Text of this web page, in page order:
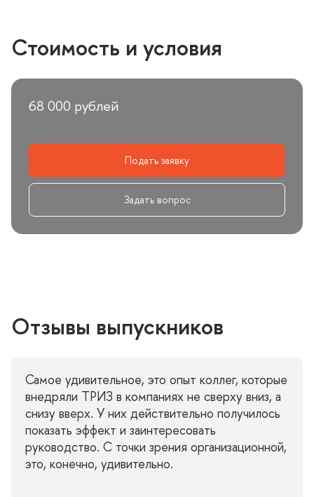
Стоимость и условия
68 000 рублей
Подать заявку
Задать вопрос
Отзывы выпускнико
Самое удивительное, это опыт коллег, которые
недряли ТРИЗ в компаниях не сверху вниз, а
снизу вверх. У них действительно получилось
показать эффект и заинтересовать
руководство. С точки зрения организационной,
это, конечно, удивительно.